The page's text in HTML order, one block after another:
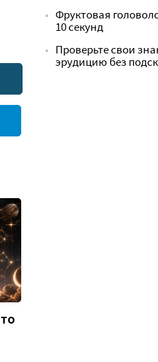
Фруктовая
10 секунд
Проверьте свои
эрудицию без